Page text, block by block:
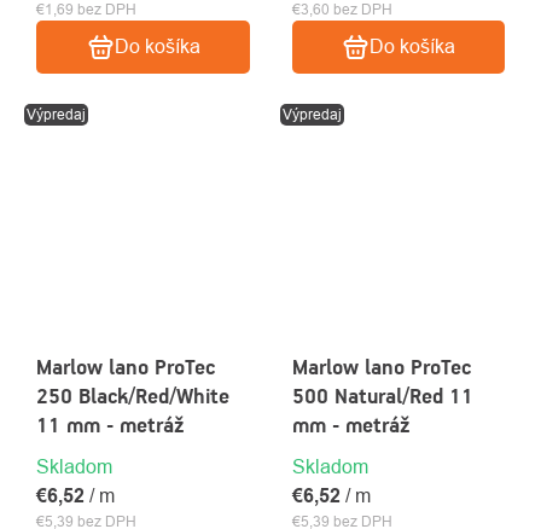
€1,69 bez DPH
Do košíka
€3,60 bez DPH
Do košíka
Výpredaj
Marlow lano ProTec
250 Black/Red/White
11 mm - metráž
Skladom
€5,39 bez DPH
€6,52 / m
Výpredaj
Marlow lano ProTec
500 Natural/Red 11
mm - metráž
Skladom
€5,39 bez DPH
€6,52 / m